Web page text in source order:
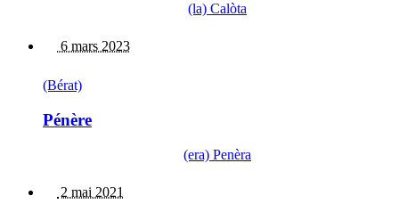
(la) Calòta
6 mars 2023
(Bérat)
Pénère
(era) Penèra
2 mai 2021